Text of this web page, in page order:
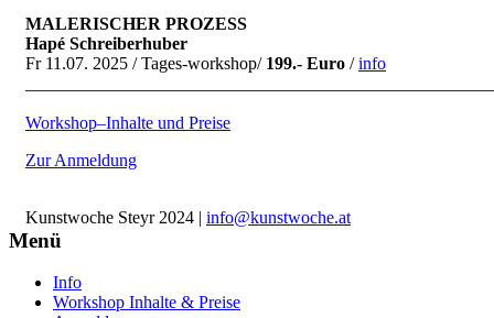
MALERISCHER PROZESS
Hapé Schreiberhuber
Fr 11.07. 2025 / Tages-workshop/199.- Euro /info
Workshop–Inhalte und Preise
Zur Anmeldung
Kunstwoche Steyr 2024 | info@kunstwoche.at
Menü
Info
Workshop Inhalte & Preise